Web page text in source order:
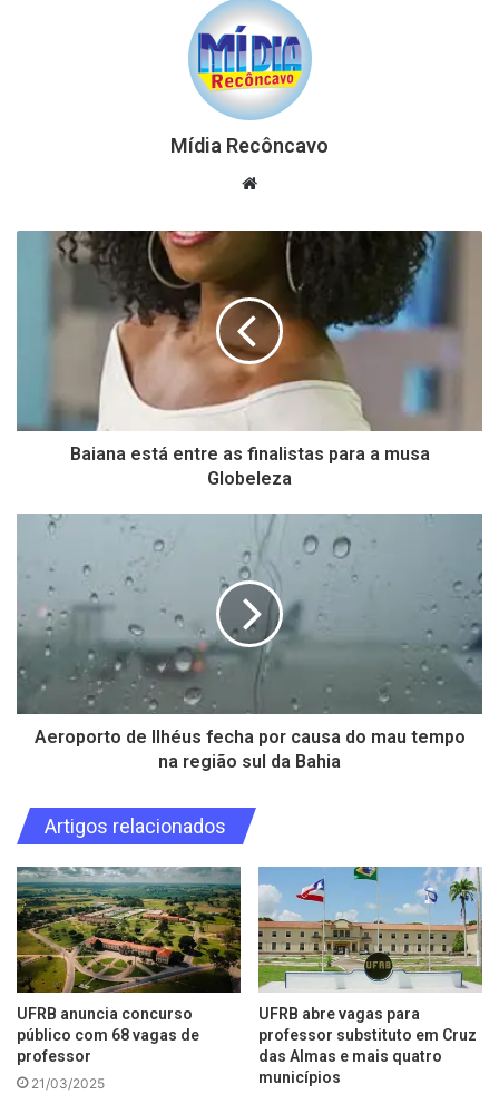
Mídia Recôncavo
Website
Baiana está entre as finalistas para a musa
Globeleza
Aeroporto de Ilhéus fecha por causa do mau tempo
na região sul da Bahia
Artigos relacionados
UFRB anuncia concurso
público com 68 vagas de
professor
21/03/2025
UFRB abre vagas para
professor substituto em Cruz
das Almas e mais quatro
municípios